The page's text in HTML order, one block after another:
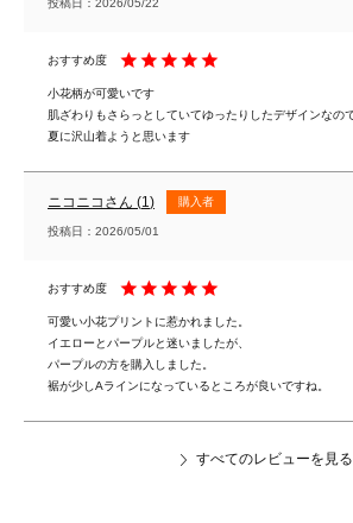
投稿日 2026/05/22
小花柄が可愛いです
肌ざわりもさらっとしていてゆったりしたデザインなの
夏に沢山着ようと思います
ニコニコ 1 購入者
投稿日 2026/05/01
可愛い小花プリントに惹かれました。
イエローとパープルと迷いましたが、
パープルの方を購入しました。
裾が少しAラインになっているところが良いですね。
すべてのレビューを見る